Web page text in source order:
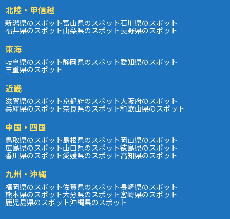
北陸・甲信越
新潟県のスポット富山県のスポット石川県のスポット
福井県のスポット山梨県のスポット長野県のスポット
東海
岐阜県のスポット静岡県のスポット愛知県のスポット
三重県のスポット
近畿
滋賀県のスポット京都府のスポット大阪府のスポット
兵庫県のスポット奈良県のスポット和歌山県のスポット
中国・四国
鳥取県のスポット島根県のスポット岡山県のスポット
広島県のスポット山口県のスポット徳島県のスポット
香川県のスポット愛媛県のスポット高知県のスポット
九州・沖縄
福岡県のスポット佐賀県のスポット長崎県のスポット
熊本県のスポット大分県のスポット宮崎県のスポット
鹿児島県のスポット沖縄県のスポット